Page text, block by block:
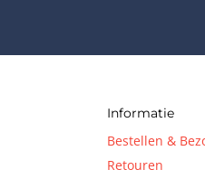
Informatie
Bestellen &
Retouren